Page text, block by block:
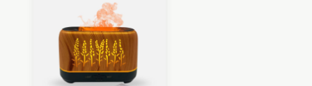
múltiples
variantes.